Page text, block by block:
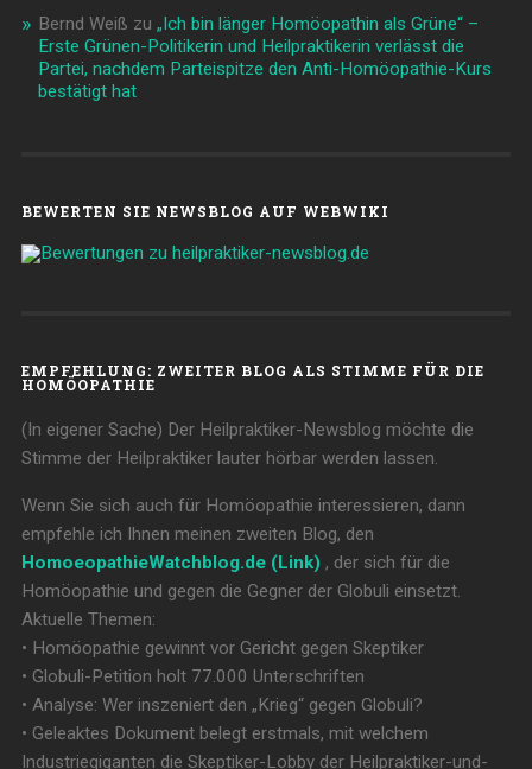
Bernd Weiß zu „Ich bin länger Homöopathin als Grüne“ –
Erste Grünen-Politikerin und Heilpraktikerin verlässt die
Partei, nachdem Parteispitze den Anti-Homöopathie-Kurs
bestätigt hat
BEWERTEN SIE NEWSBLOG AUF WEBWIKI
EMPFEHLUNG: ZWEITER BLOG ALS STIMME FÜR DIE
HOMÖOPATHIE
(In eigener Sache) Der Heilpraktiker-Newsblog möchte die
Stimme der Heilpraktiker lauter hörbar werden lassen.
Wenn Sie sich auch für Homöopathie interessieren, dann
empfehle ich Ihnen meinen zweiten Blog, den
HomoeopathieWatchblog.de (Link) , der sich für die
Homöopathie und gegen die Gegner der Globuli einsetzt.
Aktuelle Themen:
• Homöopathie gewinnt vor Gericht gegen Skeptiker
• Globuli-Petition holt 77.000 Unterschriften
• Analyse: Wer inszeniert den „Krieg“ gegen Globuli?
• Geleaktes Dokument belegt erstmals, mit welchem
Industriegiganten die Skeptiker-Lobby der Heilpraktiker-und-